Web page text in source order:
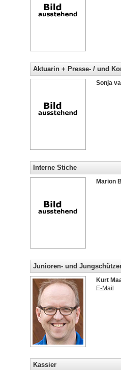
Aktuarin + Presse- / und
Sonja
Interne Stiche
Marion
Junioren- und
Kurt
E-Mail
Kassier